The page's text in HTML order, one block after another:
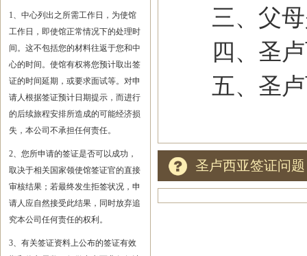
1、中心列出之所需工作日，为使馆
工作日，即使馆正常情况下的处理时
间。这不包括您的材料往返于您和中
心的时间。使馆有权将您预计取出签
证的时间延期，或要求面试等。对申
请人根据签证预计日期提示，而进行
的后续旅程安排所造成的可能经济损
失，本公司不承担任何责任。
2、您所申请的签证是否可以成功，
取决于相关国家领使馆签证官的直接
审核结果；若最终发生拒签状况，申
请人应自然接受此结果，同时放弃追
究本公司任何责任的权利。
3、有关签证资料上公布的签证有效
三、父母
四、圣卢
五、圣卢
圣卢西亚签证问题